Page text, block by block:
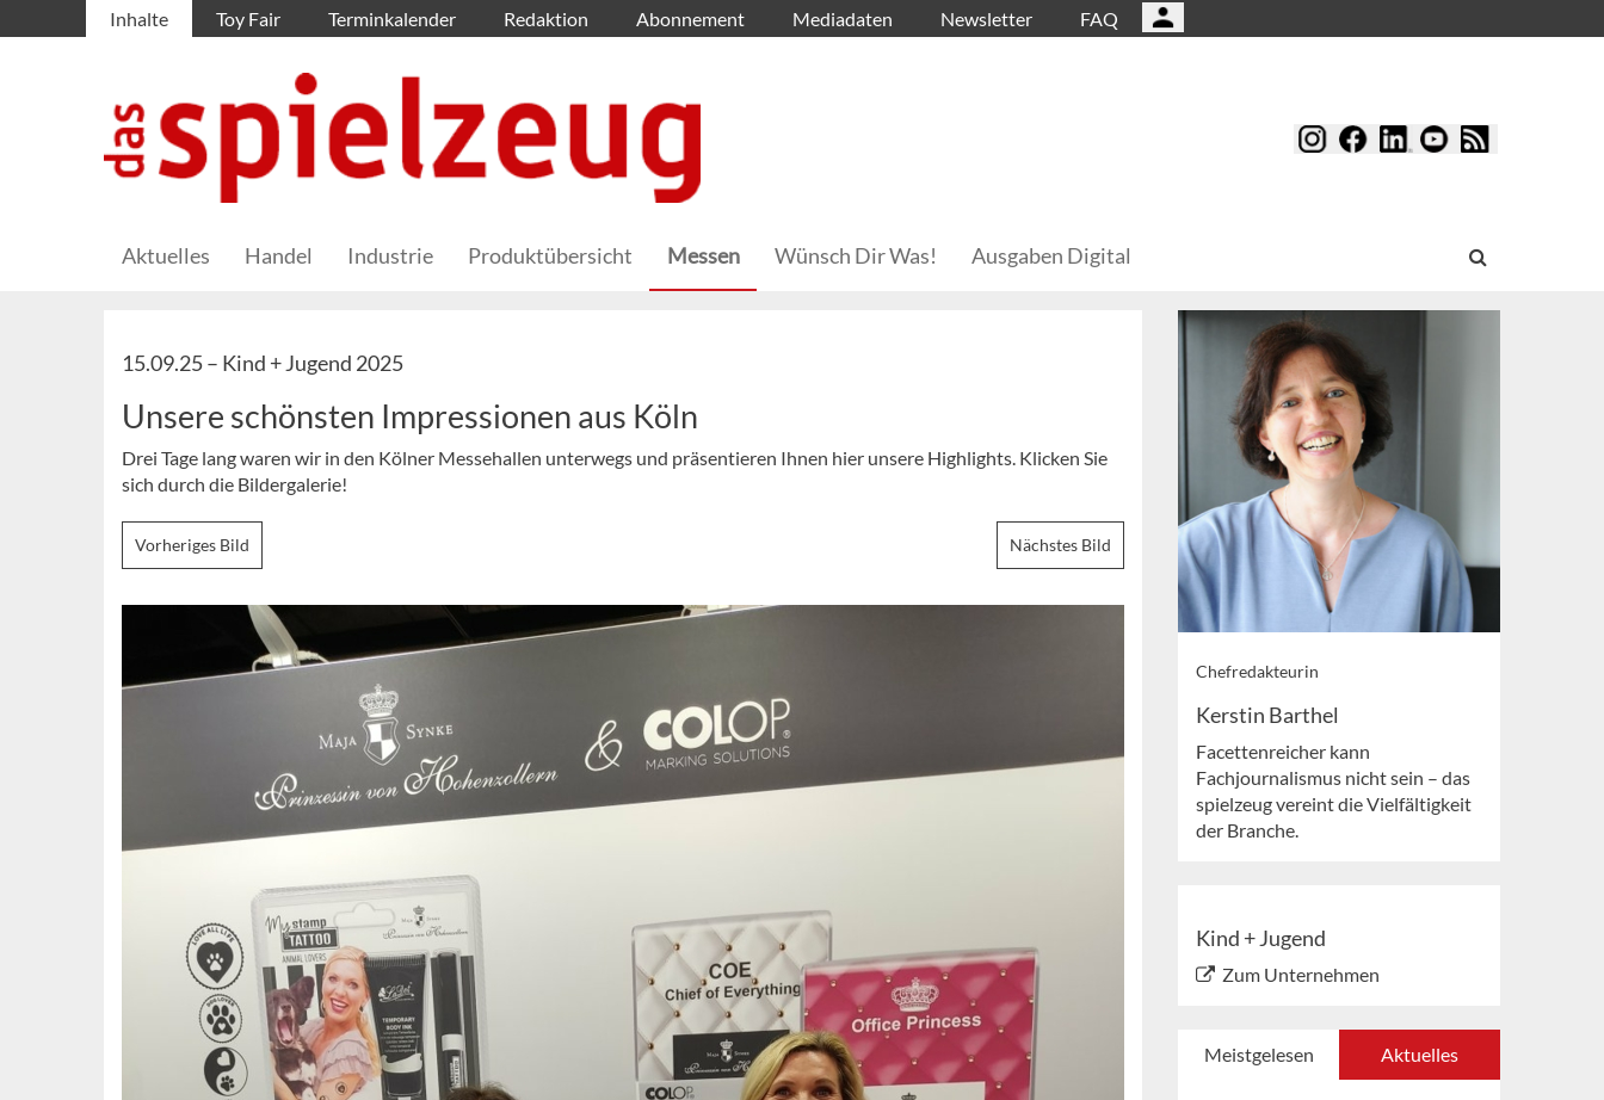
Inhalte Toy Fair Terminkalender Redaktion Abonnement Mediadaten Newsletter FAQ
Aktuelles Handel Industrie Produktübersicht Messen Wünsch Dir Was! Ausgaben Digital
15.09.25 – Kind + Jugend 2025
Unsere schönsten Impressionen aus Köln
Drei Tage lang waren wir in den Kölner Messehallen unterwegs und präsentieren Ihnen hier unsere Highlights. Klicken Sie
sich durch die Bildergalerie!
Vorheriges Bild Nächstes Bild
Chefredakteurin
Kerstin Barthel
Facettenreicher kann
Fachjournalismus nicht sein – das
spielzeug vereint die Vielfältigkeit
der Branche.
Kind + Jugend
Zum Unternehmen
Meistgelesen Aktuelles